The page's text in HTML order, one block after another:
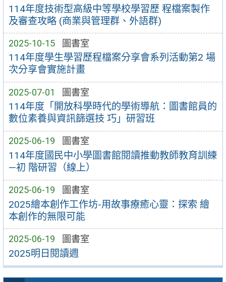
114年度技術型高級中等學校學習歷 程檔案製作
及審查攻略 (商業與管理群、外語群)
2025-10-15 圖書室
114年度學生學習歷程檔案分享會系列活動第2 場
次分享會實施計畫
2025-07-01 圖書室
114年度「開放科學時代的學術導航：圖書館員的
數位素養與資訊篩選技 巧」研習班
2025-06-19 圖書室
114年度國民中小學圖書館閱讀推動教師教育訓練
—初 階研習（線上）
2025-06-19 圖書室
2025繪本創作工作坊-用故事療癒心靈：探索 繪
本創作的無限可能
2025-06-19 圖書室
2025明日閱讀週